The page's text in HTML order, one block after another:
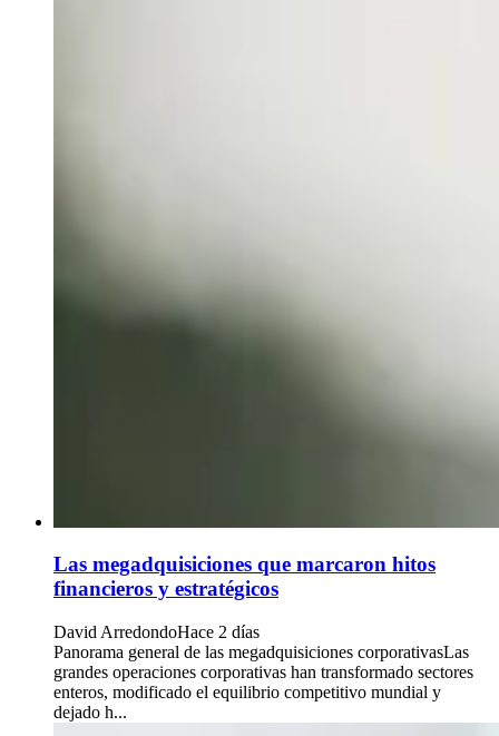
Las megadquisiciones que marcaron hitos
financieros y estratégicos
David ArredondoHace 2 días
Panorama general de las megadquisiciones corporativasLas
grandes operaciones corporativas han transformado sectores
enteros, modificado el equilibrio competitivo mundial y
dejado h...